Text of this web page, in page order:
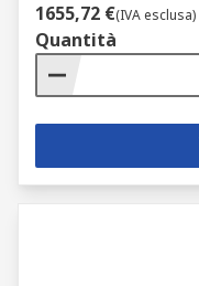
1655,72 €(IVA esclusa)
Quantità